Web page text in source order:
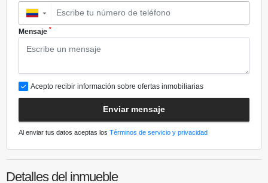
▼
Mensaje *
Acepto recibir información sobre ofertas inmobiliarias
Enviar mensaje
Al enviar tus datos aceptas los Términos de servicio y privacidad
Detalles del inmueble